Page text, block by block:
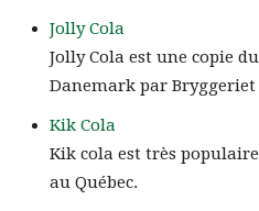
Jolly Cola
Jolly Cola est une copie
Danemark par Bryggeriet
Kik Cola
Kik cola est très
au Québec.